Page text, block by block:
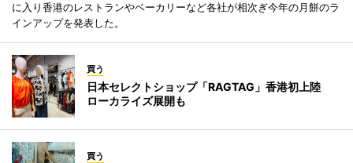
に入り香港のレストランやベーカリーなど各社が相次ぎ今年の月餅のラ
インアップを発表した。
買う
日本セレクトショップ「RAGTAG」香港初上陸
ローカライズ展開も
買う